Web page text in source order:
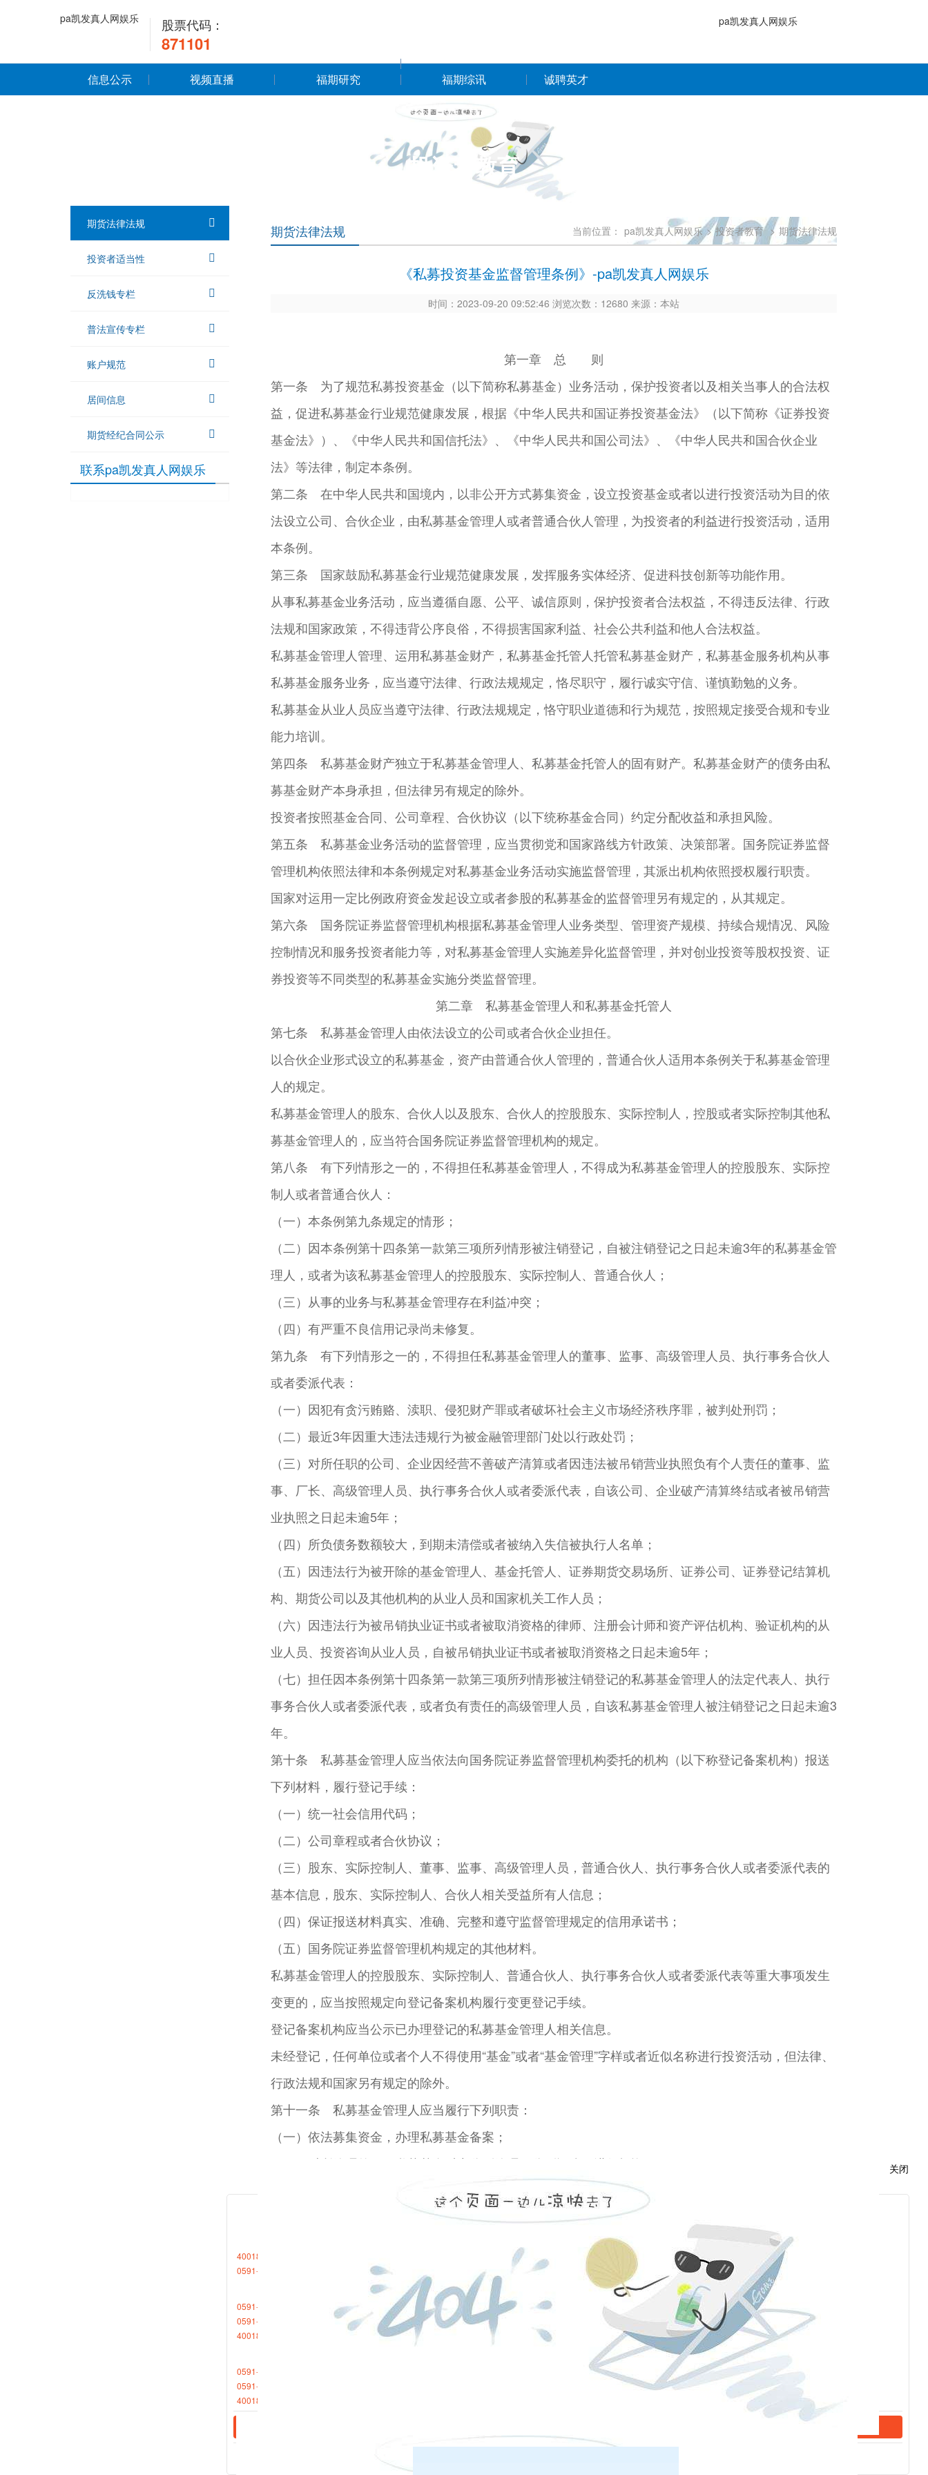
pa凯发真人网娱乐 股票代码：
871101
pa凯发真人网娱乐
信息公示 视频直播 福期研究 福期综讯 诚聘英才
投资者教育
期货法律法规
投资者适当性
反洗钱专栏
普法宣传专栏
账户规范
居间信息
期货经纪合同公示
联系pa凯发真人网娱乐
期货法律法规 当前位置： pa凯发真人网娱乐 > 投资者教育 > 期货法律法规
《私募投资基金监督管理条例》-pa凯发真人网娱乐
时间：2023-09-20 09:52:46 浏览次数：12680 来源：本站
第一章 总 则
第一条 为了规范私募投资基金（以下简称私募基金）业务活动，保护投资者以及相关当事人的合法权
益，促进私募基金行业规范健康发展，根据《中华人民共和国证券投资基金法》（以下简称《证券投资
基金法》）、《中华人民共和国信托法》、《中华人民共和国公司法》、《中华人民共和国合伙企业
法》等法律，制定本条例。
第二条 在中华人民共和国境内，以非公开方式募集资金，设立投资基金或者以进行投资活动为目的依
法设立公司、合伙企业，由私募基金管理人或者普通合伙人管理，为投资者的利益进行投资活动，适用
本条例。
第三条 国家鼓励私募基金行业规范健康发展，发挥服务实体经济、促进科技创新等功能作用。
从事私募基金业务活动，应当遵循自愿、公平、诚信原则，保护投资者合法权益，不得违反法律、行政
法规和国家政策，不得违背公序良俗，不得损害国家利益、社会公共利益和他人合法权益。
私募基金管理人管理、运用私募基金财产，私募基金托管人托管私募基金财产，私募基金服务机构从事
私募基金服务业务，应当遵守法律、行政法规规定，恪尽职守，履行诚实守信、谨慎勤勉的义务。
私募基金从业人员应当遵守法律、行政法规规定，恪守职业道德和行为规范，按照规定接受合规和专业
能力培训。
第四条 私募基金财产独立于私募基金管理人、私募基金托管人的固有财产。私募基金财产的债务由私
募基金财产本身承担，但法律另有规定的除外。
投资者按照基金合同、公司章程、合伙协议（以下统称基金合同）约定分配收益和承担风险。
第五条 私募基金业务活动的监督管理，应当贯彻党和国家路线方针政策、决策部署。国务院证券监督
管理机构依照法律和本条例规定对私募基金业务活动实施监督管理，其派出机构依照授权履行职责。
国家对运用一定比例政府资金发起设立或者参股的私募基金的监督管理另有规定的，从其规定。
第六条 国务院证券监督管理机构根据私募基金管理人业务类型、管理资产规模、持续合规情况、风险
控制情况和服务投资者能力等，对私募基金管理人实施差异化监督管理，并对创业投资等股权投资、证
券投资等不同类型的私募基金实施分类监督管理。
第二章 私募基金管理人和私募基金托管人
第七条 私募基金管理人由依法设立的公司或者合伙企业担任。
以合伙企业形式设立的私募基金，资产由普通合伙人管理的，普通合伙人适用本条例关于私募基金管理
人的规定。
私募基金管理人的股东、合伙人以及股东、合伙人的控股股东、实际控制人，控股或者实际控制其他私
募基金管理人的，应当符合国务院证券监督管理机构的规定。
第八条 有下列情形之一的，不得担任私募基金管理人，不得成为私募基金管理人的控股股东、实际控
制人或者普通合伙人：
（一）本条例第九条规定的情形；
（二）因本条例第十四条第一款第三项所列情形被注销登记，自被注销登记之日起未逾3年的私募基金管
理人，或者为该私募基金管理人的控股股东、实际控制人、普通合伙人；
（三）从事的业务与私募基金管理存在利益冲突；
（四）有严重不良信用记录尚未修复。
第九条 有下列情形之一的，不得担任私募基金管理人的董事、监事、高级管理人员、执行事务合伙人
或者委派代表：
（一）因犯有贪污贿赂、渎职、侵犯财产罪或者破坏社会主义市场经济秩序罪，被判处刑罚；
（二）最近3年因重大违法违规行为被金融管理部门处以行政处罚；
（三）对所任职的公司、企业因经营不善破产清算或者因违法被吊销营业执照负有个人责任的董事、监
事、厂长、高级管理人员、执行事务合伙人或者委派代表，自该公司、企业破产清算终结或者被吊销营
业执照之日起未逾5年；
（四）所负债务数额较大，到期未清偿或者被纳入失信被执行人名单；
（五）因违法行为被开除的基金管理人、基金托管人、证券期货交易场所、证券公司、证券登记结算机
构、期货公司以及其他机构的从业人员和国家机关工作人员；
（六）因违法行为被吊销执业证书或者被取消资格的律师、注册会计师和资产评估机构、验证机构的从
业人员、投资咨询从业人员，自被吊销执业证书或者被取消资格之日起未逾5年；
（七）担任因本条例第十四条第一款第三项所列情形被注销登记的私募基金管理人的法定代表人、执行
事务合伙人或者委派代表，或者负有责任的高级管理人员，自该私募基金管理人被注销登记之日起未逾3
年。
第十条 私募基金管理人应当依法向国务院证券监督管理机构委托的机构（以下称登记备案机构）报送
下列材料，履行登记手续：
（一）统一社会信用代码；
（二）公司章程或者合伙协议；
（三）股东、实际控制人、董事、监事、高级管理人员，普通合伙人、执行事务合伙人或者委派代表的
基本信息，股东、实际控制人、合伙人相关受益所有人信息；
（四）保证报送材料真实、准确、完整和遵守监督管理规定的信用承诺书；
（五）国务院证券监督管理机构规定的其他材料。
私募基金管理人的控股股东、实际控制人、普通合伙人、执行事务合伙人或者委派代表等重大事项发生
变更的，应当按照规定向登记备案机构履行变更登记手续。
登记备案机构应当公示已办理登记的私募基金管理人相关信息。
未经登记，任何单位或者个人不得使用“基金”或者“基金管理”字样或者近似名称进行投资活动，但法律、
行政法规和国家另有规定的除外。
第十一条 私募基金管理人应当履行下列职责：
（一）依法募集资金，办理私募基金备案；
（二）对所管理的不同私募基金财产分别管理、分别记账，进行投资；
（三）按照基金合同约定管理私募基金并进行投资，建立有效的风险控制制度；
（四）按照基金合同约定确定私募基金收益分配方案，向投资者分配收益；
（五）按照基金合同约定向投资者提供与私募基金管理业务活动相关的信息；
（六）保存私募基金财产管理业务活动的记录、账册、报表和其他有关资料；
（七）国务院证券监督管理机构规定和基金合同约定的其他职责。
以非公开方式募集资金设立投资基金的，私募基金管理人还应当以自己的名义，为私募基金财产利益行
第十二条 私募基金管理人的股东、实际控制人、合伙人不得有下列行为：
（二）未经股东会或者董事会决议等法定程序擅自干预私募基金管理人的业务活动；
关闭
在线客服
4001868696转1
0591-88265611
日盘下单电话：
0591-88013377
0591-87727306
4001868696转2
夜盘下单电话：
0591-88013380
0591-87512570
4001868696转2